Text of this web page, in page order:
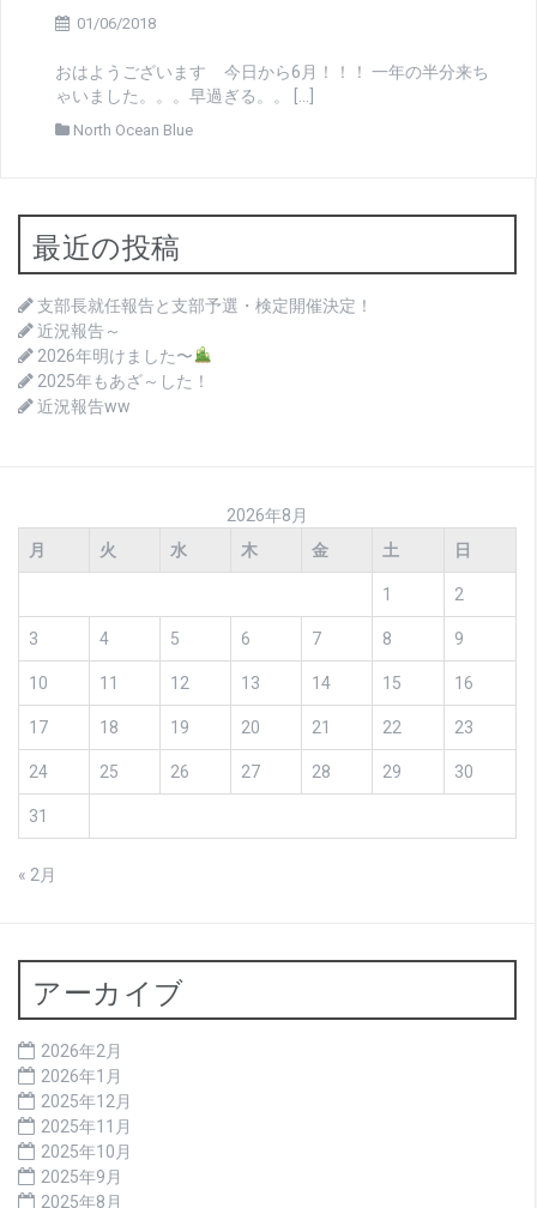
01/06/2018
おはようございます 今日から6月！！！ 一年の半分来ち
ゃいました。。。早過ぎる。。 […]
North Ocean Blue
最近の投稿
支部長就任報告と支部予選・検定開催決定！
近況報告～
2026年明けました〜
2025年もあざ～した！
近況報告ww
2026年8月
月
火 水 木 金 土 日
1 2
3 4 5 6 7 8 9
10 11 12 13 14 15 16
17 18 19 20 21 22 23
24 25 26 27 28 29 30
31
« 2月
アーカイブ
2026年2月
2026年1月
2025年12月
2025年11月
2025年10月
2025年9月
2025年8月